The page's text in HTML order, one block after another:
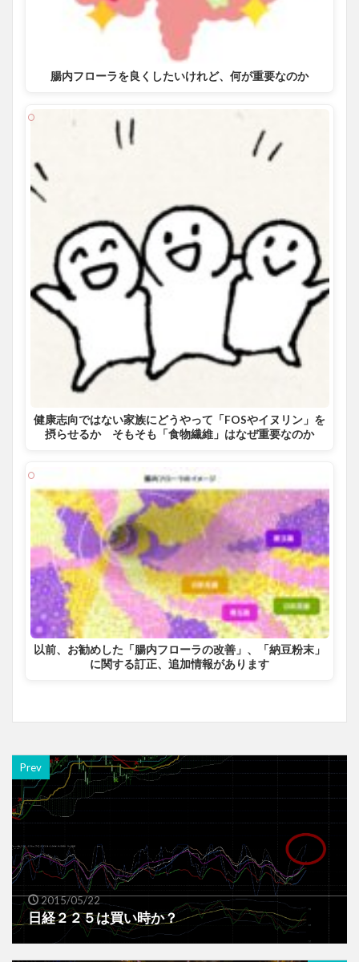
腸内フローラを良くしたいけれど、何が重要なのか
健康志向ではない家族にどうやって「FOSやイヌリン」を
摂らせるか そもそも「食物繊維」はなぜ重要なのか
以前、お勧めした「腸内フローラの改善」、「納豆粉末」
に関する訂正、追加情報があります
Prev
2015/05/22
日経２２５は買い時か？